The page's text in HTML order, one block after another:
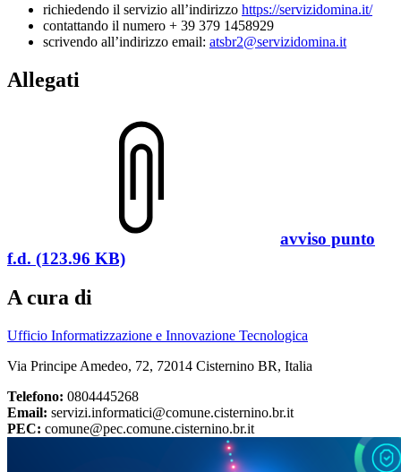
richiedendo il servizio all’indirizzo https://servizidomina.it/
contattando il numero + 39 379 1458929
scrivendo all’indirizzo email: atsbr2@servizidomina.it
Allegati
avviso punto
f.d. (123.96 KB)
A cura di
Ufficio Informatizzazione e Innovazione Tecnologica
Via Principe Amedeo, 72, 72014 Cisternino BR, Italia
Telefono: 0804445268
Email: servizi.informatici@comune.cisternino.br.it
PEC: comune@pec.comune.cisternino.br.it